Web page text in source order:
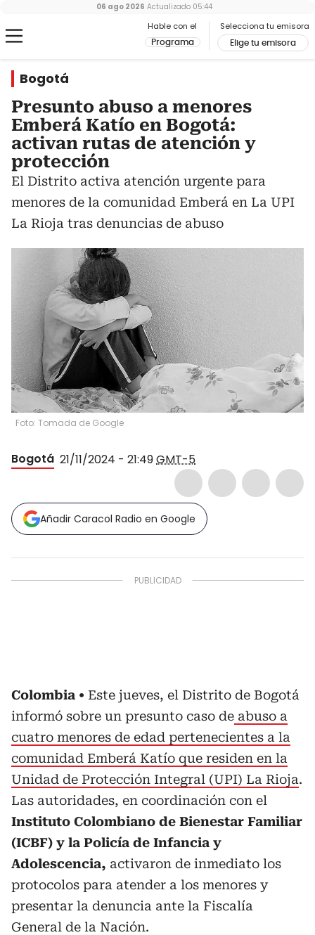
Hable con el
Programa
Selecciona tu emisora
Elige tu emisora
06 ago 2026 Actualizado 05:44
Bogotá
Presunto abuso a menores
Emberá Katío en Bogotá:
activan rutas de atención y
protección
El Distrito activa atención urgente para
menores de la comunidad Emberá en La UPI
La Rioja tras denuncias de abuso
Foto: Tomada de Google
Bogotá 21/11/2024 - 21:49GMT-5
Añadir Caracol Radio en Google
Colombia
Este jueves, el Distrito de Bogotá
informó sobre un presunto caso de abuso a
cuatro menores de edad pertenecientes a la
comunidad Emberá Katío que residen en la
Unidad de Protección Integral (UPI) La Rioja.
Las autoridades, en coordinación con el
Instituto Colombiano de Bienestar Familiar
(ICBF) y la Policía de Infancia y
Adolescencia, activaron de inmediato los
protocolos para atender a los menores y
presentar la denuncia ante la Fiscalía
General de la Nación.